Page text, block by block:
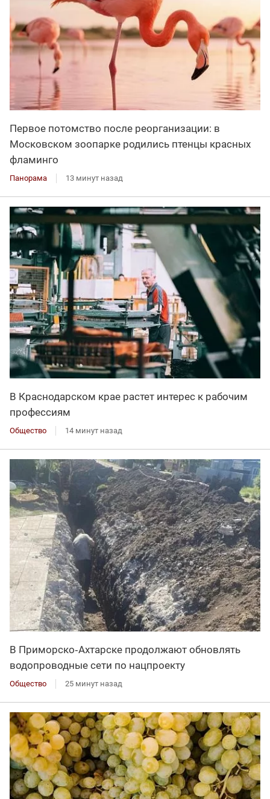
Первое потомство после реорганизации: в
Московском зоопарке родились птенцы красных
фламинго
Панорама 13 минут назад
В Краснодарском крае растет интерес к рабочим
профессиям
Общество 14 минут назад
В Приморско‑Ахтарске продолжают обновлять
водопроводные сети по нацпроекту
Общество 25 минут назад